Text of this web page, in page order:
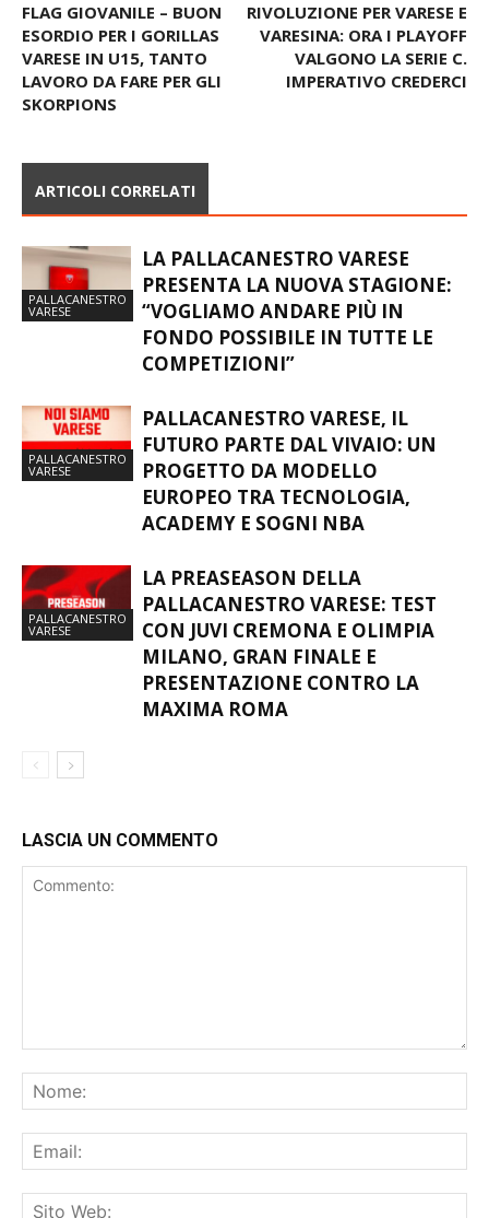
FLAG GIOVANILE – BUON
ESORDIO PER I GORILLAS
VARESE IN U15, TANTO
LAVORO DA FARE PER GLI
SKORPIONS
RIVOLUZIONE PER VARESE E
VARESINA: ORA I PLAYOFF
VALGONO LA SERIE C.
IMPERATIVO CREDERCI
ARTICOLI CORRELATI
PALLACANESTRO
VARESE
LA PALLACANESTRO VARESE
PRESENTA LA NUOVA STAGIONE:
“VOGLIAMO ANDARE PIÙ IN
FONDO POSSIBILE IN TUTTE LE
COMPETIZIONI”
PALLACANESTRO
VARESE
PALLACANESTRO VARESE, IL
FUTURO PARTE DAL VIVAIO: UN
PROGETTO DA MODELLO
EUROPEO TRA TECNOLOGIA,
ACADEMY E SOGNI NBA
PALLACANESTRO
VARESE
LA PREASEASON DELLA
PALLACANESTRO VARESE: TEST
CON JUVI CREMONA E OLIMPIA
MILANO, GRAN FINALE E
PRESENTAZIONE CONTRO LA
MAXIMA ROMA
LASCIA UN COMMENTO